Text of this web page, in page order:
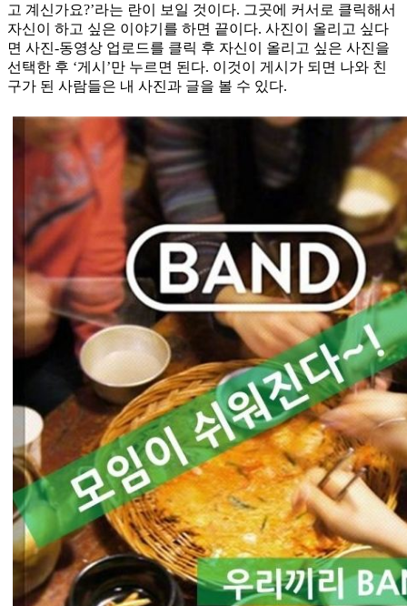
고 계신가요?’라는 란이 보일 것이다. 그곳에 커서로 클릭해서
자신이 하고 싶은 이야기를 하면 끝이다. 사진이 올리고 싶다
면 사진-동영상 업로드를 클릭 후 자신이 올리고 싶은 사진을
선택한 후 ‘게시’만 누르면 된다. 이것이 게시가 되면 나와 친
구가 된 사람들은 내 사진과 글을 볼 수 있다.